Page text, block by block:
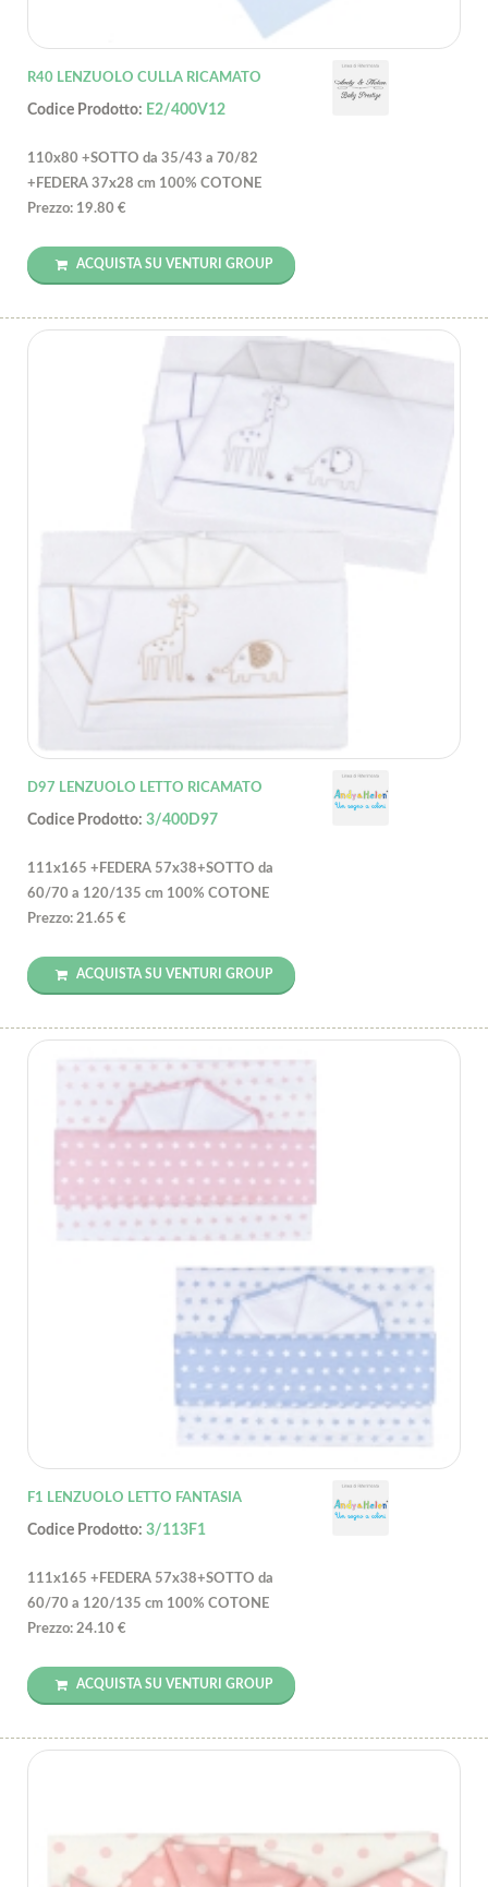
R40 LENZUOLO CULLA RICAMATO
Codice Prodotto: E2/400V12
110x80 +SOTTO da 35/43 a 70/82
+FEDERA 37x28 cm 100% COTONE
Prezzo: 19.80 €
ACQUISTA SU VENTURI GROUP
D97 LENZUOLO LETTO RICAMATO
Codice Prodotto: 3/400D97
111x165 +FEDERA 57x38+SOTTO da
60/70 a 120/135 cm 100% COTONE
Prezzo: 21.65 €
ACQUISTA SU VENTURI GROUP
F1 LENZUOLO LETTO FANTASIA
Codice Prodotto: 3/113F1
111x165 +FEDERA 57x38+SOTTO da
60/70 a 120/135 cm 100% COTONE
Prezzo: 24.10 €
ACQUISTA SU VENTURI GROUP